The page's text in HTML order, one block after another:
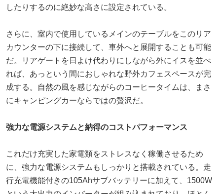
したりするのに絶妙な高さに設定されている。
さらに、室内で使用しているメインのテーブルをこのリア
カウンターの下に接続して、車外へと展開することも可能
だ。リアゲートを日よけ代わりにしながら外にイスを並べ
れば、あっという間におしゃれな野外カフェスペースが完
成する。自然の風を感じながらのコーヒータイムは、まさ
にキャンピングカーならではの贅沢だ。
強力な電源システムと納得のコストパフォーマンス
これだけ充実した家電類をストレスなく稼働させるため
に、強力な電源システムもしっかりと搭載されている。走
行充電機能付きの105Ahサブバッテリーに加えて、1500W